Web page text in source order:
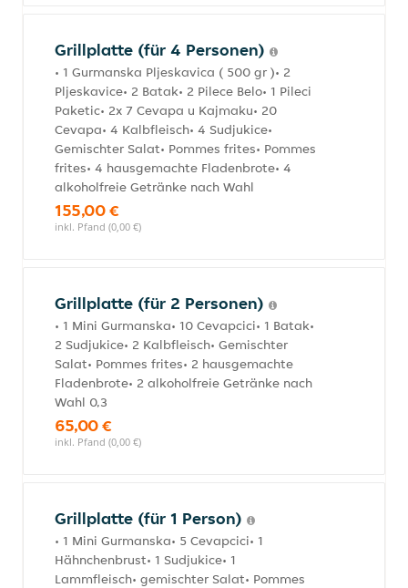
Grillplatte (für 4 Personen)
• 1 Gurmanska Pljeskavica ( 500 gr )• 2
Pljeskavice• 2 Batak• 2 Pilece Belo• 1 Pileci
Paketic• 2x 7 Cevapa u Kajmaku• 20
Cevapa• 4 Kalbfleisch• 4 Sudjukice•
Gemischter Salat• Pommes frites• Pommes
frites• 4 hausgemachte Fladenbrote• 4
alkoholfreie Getränke nach Wahl
155,00 €
inkl. Pfand (0,00 €)
Grillplatte (für 2 Personen)
• 1 Mini Gurmanska• 10 Cevapcici• 1 Batak•
2 Sudjukice• 2 Kalbfleisch• Gemischter
Salat• Pommes frites• 2 hausgemachte
Fladenbrote• 2 alkoholfreie Getränke nach
Wahl 0,3
65,00 €
inkl. Pfand (0,00 €)
Grillplatte (für 1 Person)
• 1 Mini Gurmanska• 5 Cevapcici• 1
Hähnchenbrust• 1 Sudjukice• 1
Lammfleisch• gemischter Salat• Pommes